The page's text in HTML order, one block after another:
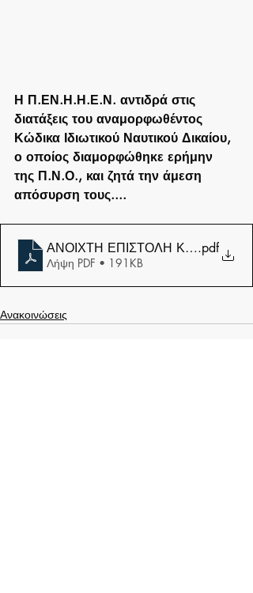
Η Π.ΕΝ.Η.Η.Ε.Ν. αντιδρά στις
διατάξεις του αναμορφωθέντος
Κώδικα Ιδιωτικού Ναυτικού Δικαίου,
ο οποίος διαμορφώθηκε ερήμην
της Π.Ν.Ο., και ζητά την άμεση
απόσυρση τους....
ΑΝΟΙΧΤΗ ΕΠΙΣΤΟΛΗ ΚΑΤΑΓΓΕΛΙΑ
.pdf
Λήψη PDF • 191KB
Ανακοινώσεις